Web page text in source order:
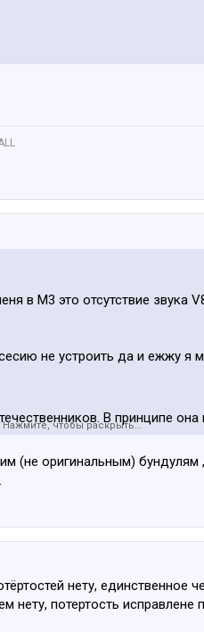
в М3 это отсутствие звука
не устроить да и ежжу я
В принципе она
Нажмите, чтобы раскрыть...
(не оригинальным)
нету,
нету, потертость